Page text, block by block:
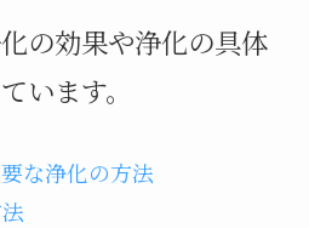
の効果や浄化の具体
います。
な浄化の方法